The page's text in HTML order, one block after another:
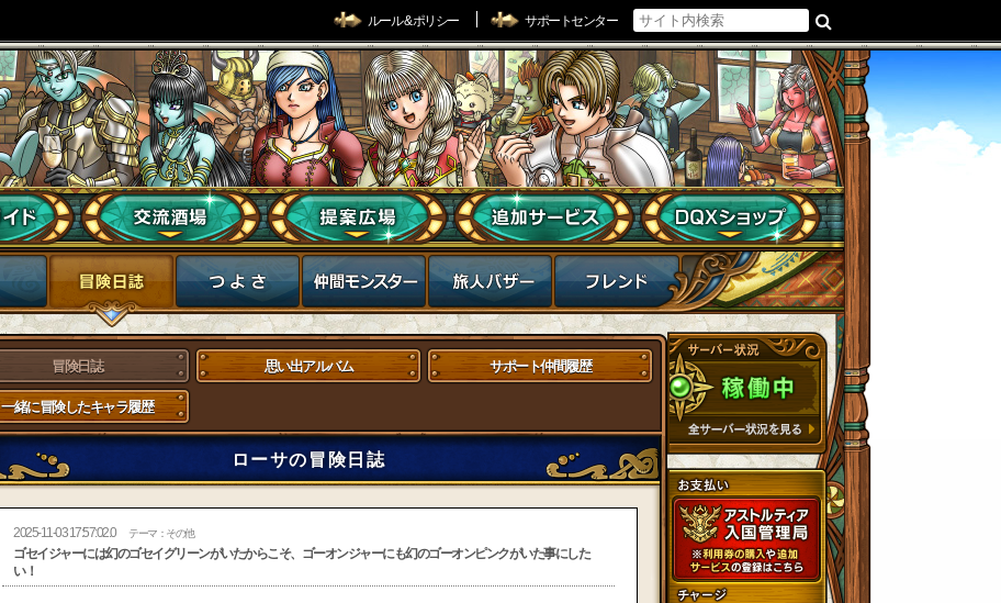
ルール & ポリシー サポートセンター
冒険日誌 思い出アルバム サポート仲間履歴
一緒に冒険したキャラ履歴
ローサの冒険日誌
2025-11-03 17:57:02.0 テーマ：その他
ゴセイジャーには幻のゴセイグリーンがいたからこそ、ゴーオンジャーにも幻のゴーオンピンクがいた事にした
い！